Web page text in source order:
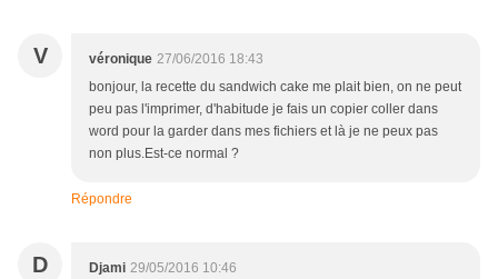
V véronique 27/06/2016 18:43
bonjour, la recette du sandwich cake me plait bien, on ne peut
peu pas l'imprimer, d'habitude je fais un copier coller dans
word pour la garder dans mes fichiers et là je ne peux pas
non plus.Est-ce normal ?
Répondre
D Djami 29/05/2016 10:46